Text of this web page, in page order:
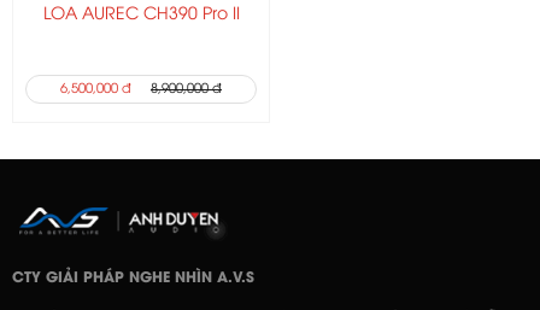
LOA AUREC CH390 Pro II
6,500,000 đ 8,900,000 đ
CTY GIẢI PHÁP NGHE NHÌN A.V.S